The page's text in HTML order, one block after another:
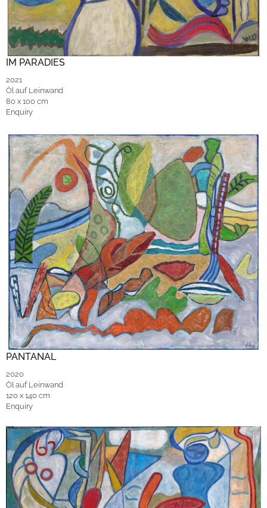
IM PARADIES
2021
Öl auf Leinwand
80 x 100 cm
Enquiry
PANTANAL
2020
Öl auf Leinwand
120 x 140 cm
Enquiry